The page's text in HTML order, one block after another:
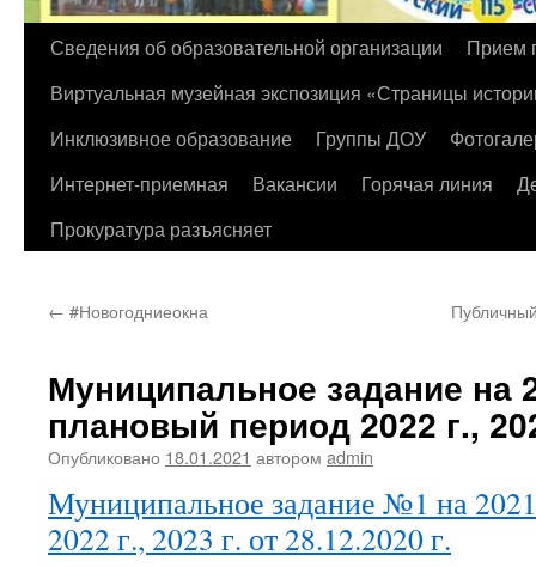
Перейти
содержимому
Сведения об образовательной организации
Прием
Виртуальная музейная экспозиция «Страницы
Инклюзивное образование
Группы ДОУ
Интернет-приемная
Вакансии Горячая линия
Прокуратура разъясняет
← #Новогодниеокна
Муниципальное задание на
плановый период 2022 г.,
Опубликовано 18.01.2021 автором admin
Муниципальное задание №1 на
2022 г., 2023 г. от 28.12.2020 г.